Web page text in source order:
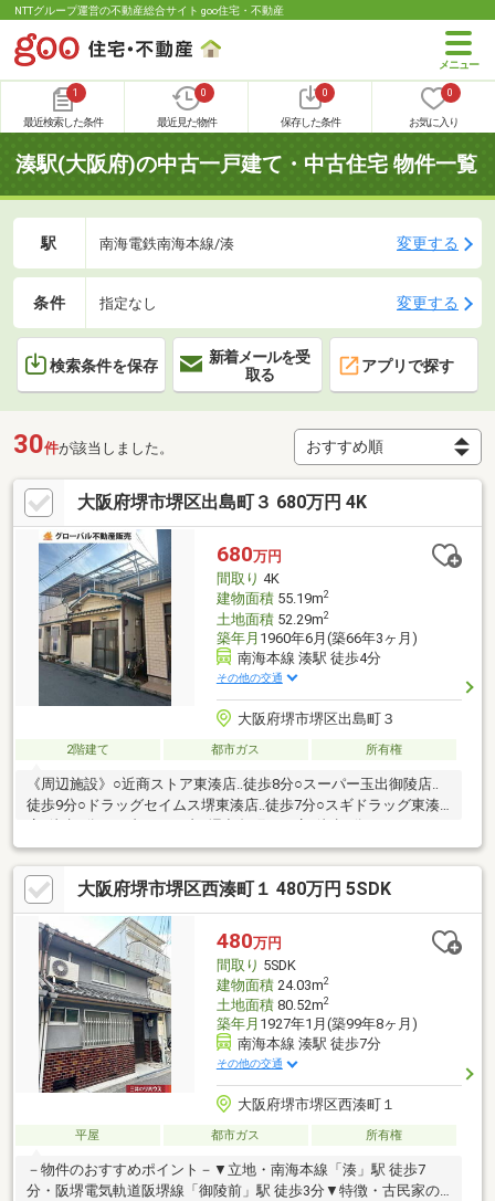
NTTグループ運営の不動産総合サイト goo住宅・不動産
1
最近検索した条件
0
最近見た物件
0
保存した条件
0
お気に入り
湊駅(大阪府)の中古一戸建て・中古住宅 物件一覧
駅 南海電鉄南海本線/湊 変更する
条件 指定なし 変更する
検索条件を保存
新着メールを受
取る
アプリで探す
30件が該当しました。
大阪府堺市堺区出島町３ 680万円 4K
680万円
間取り 4K
建物面積55.19m2
土地面積52.29m2
築年月 1960年6月(築66年3ヶ月)
南海本線 湊駅 徒歩4分
その他の交通
大阪府堺市堺区出島町３
2階建て 都市ガス 所有権
《周辺施設》○近商ストア東湊店‥徒歩8分○スーパー玉出御陵店‥
徒歩9分○ドラッグセイムス堺東湊店‥徒歩7分○スギドラッグ東湊
マート南海湊駅前店‥徒歩4分○ローソン堺出島浜通店‥徒歩4分●新
湊小学校‥徒歩5分●大浜中学校‥徒歩12分はじめての家探しの方、
一度は探したけど決まらなかった…という方も、まずは当社“グロ
ーバル不動産販売”にご相談下さい。経験豊富な不動産のプロが、
貴方にぴったりの不動産をお探しします♪予算のご相談はもちろ
ん、不動産購入にまつわる全てをおまかせください。
大阪府堺市堺区西湊町１ 480万円 5SDK
480万円
間取り 5SDK
建物面積24.03m2
土地面積80.52m2
築年月 1927年1月(築99年8ヶ月)
南海本線 湊駅 徒歩7分
その他の交通
大阪府堺市堺区西湊町１
平屋 都市ガス 所有権
－物件のおすすめポイント－▼立地・南海本線「湊」駅 徒歩7
分・阪堺電気軌道阪堺線「御陵前」駅 徒歩3分▼特徴・古民家の